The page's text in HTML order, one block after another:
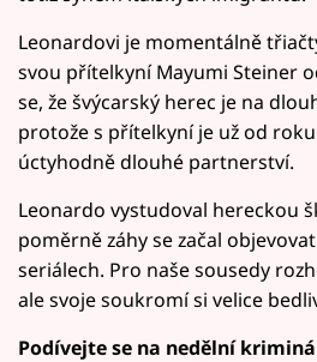
Leonardovi je momentálně
svou přítelkyní Mayumi Steiner
se, že švýcarský herec je na
protože s přítelkyní je už od
úctyhodně dlouhé partnerství.
Leonardo vystudoval hereckou
poměrně záhy se začal
seriálech. Pro naše sousedy
ale svoje soukromí si velice
Podívejte se na nedělní